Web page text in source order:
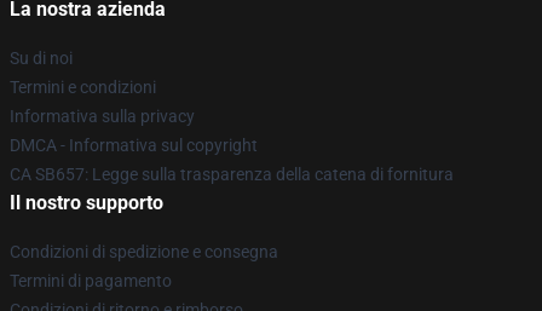
La nostra azienda
Su di noi
Termini e condizioni
Informativa sulla privacy
DMCA - Informativa sul copyright
CA SB657: Legge sulla trasparenza della catena di fornitura
Il nostro supporto
Condizioni di spedizione e consegna
Termini di pagamento